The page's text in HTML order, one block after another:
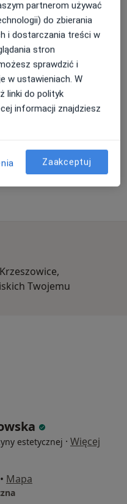
Buczek
estetycznej, W trakcie
Mapa
Brak ceny
Specjalista nie oferuje umawiania online pod tym adresem.
Twojemu
estetycznej · Więcej
• Mapa
partnerom używać
do zbierania
i dostarczania treści w
stron
sprawdzić i
w ustawieniach. W
linki do polityk
informacji znajdziesz
Zaakceptuj